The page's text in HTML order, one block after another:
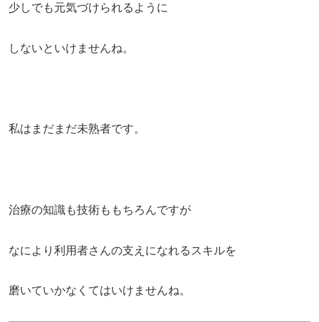
少しでも元気づけられるように
しないといけませんね。
私はまだまだ未熟者です。
治療の知識も技術ももちろんですが
なにより利用者さんの支えになれるスキルを
磨いていかなくてはいけませんね。